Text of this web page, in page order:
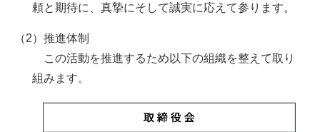
頼と期待に、真摯にそして誠実に応えて参ります。
（2）推進体制
この活動を推進するため以下の組織を整えて取り
組みます。